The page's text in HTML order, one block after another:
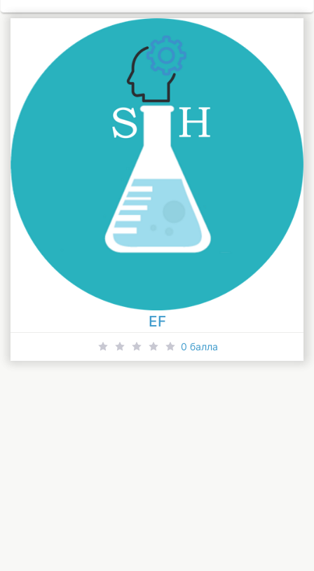
EF
0 балла